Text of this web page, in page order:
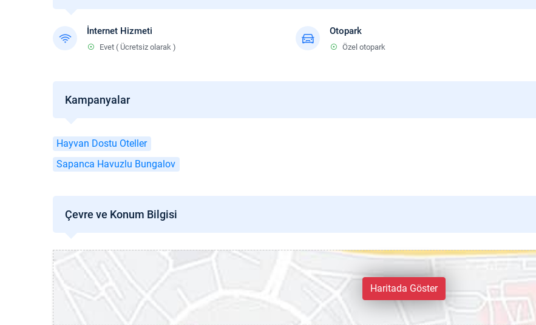
İnternet Hizmeti
Evet ( Ücretsiz olarak )
Otopark
Özel otopark
Kampanyalar
Hayvan Dostu Oteller
Sapanca Havuzlu Bungalov
Çevre ve Konum Bilgisi
Haritada Göster